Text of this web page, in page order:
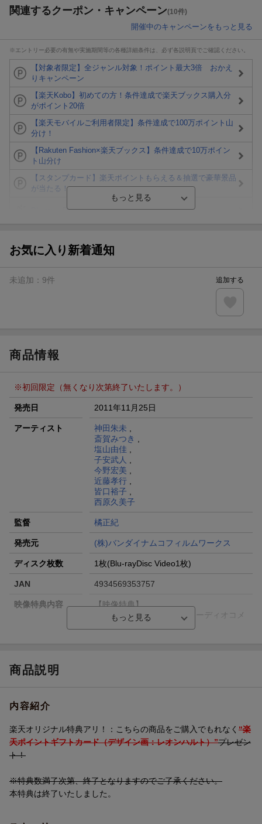
関連するクーポン・キャンペーン(10件)
開催中のキャンペーンをもっと見る
※エントリー必要の有無や実施期間等の各種詳細条件は、必ず各説明頁でご確認ください。
【対象者限定】全ジャンル対象！ポイント最大3倍 おかえ
りキャンペーン
【楽天Kobo】初めての方！条件達成で楽天ブックス購入分
がポイント20倍
【楽天モバイルご利用者限定】条件達成で100万ポイント山
分け！
【Rakuten Fashion×楽天ブックス】条件達成で10万ポイン
ト山分け
【スタンプカード】楽天ポイントもらえる＆抽選で豪華景品
が当たる！
Blu-ray・DVDセール・お買い得情報
ラン）が当たる！
条件達成で楽天限定・宝塚歌劇 宙組貸切公演ペアチケット
エントリー＆条件達成で『鬼滅の刃』オリジナルきんちゃく
お気に入り新着通知
未追加： 9件 追加する
商品情報
※初回限定（無くなり次第終了いたします。）
発売日 2011年11月25日
アーティスト 神田朱未 ,
斎賀みつき ,
塩山由佳 ,
子安武人 ,
今野宏美 ,
近藤孝行,
皆口裕子 ,
西原久美子
監督 橘正紀
発売元 (株)バンダイナムコフィルムワークス
ディスク枚数 1枚(Blu-rayDisc Video1枚)
JAN 4934569353757
映像特典内容
【映像特典】
ノンクレジットOP&ED／オーディオコメ
収録時間
画面サイズ
色彩 カラー
言語
日本語(オリジナル言語)／日本語(オリジナ
音声方式
dtsHD5.1chサラウンド(オリジナル音声方
式)／リニアPCMステレオ(オリジナル音声
方式)
制作国
商品説明
内容紹介
楽天オリジナル特典アリ！：こちらの商品をご購入でもれなく “楽
天ポイントギフトカード（デザイン画：レオンハルト）”プレゼン
ト！
※特典数満了次第、終了となりますのでご了承ください。
本特典は終了いたしました。